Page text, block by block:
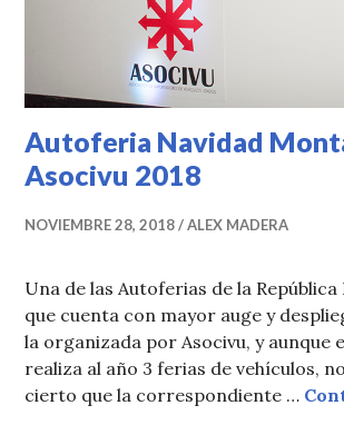
Autoferia Navidad
Asocivu 2018
NOVIEMBRE 28, 2018 ALEX MADERA
Una de las Autoferias de la
que cuenta con mayor auge y
la organizada por Asocivu, y aunque
realiza al año 3 ferias de vehículos,
cierto que la correspondiente …